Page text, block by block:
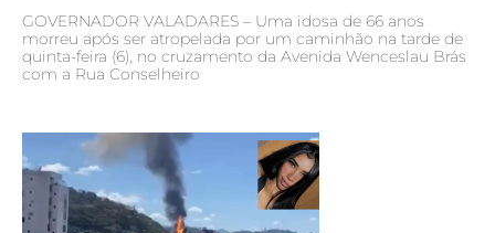
GOVERNADOR VALADARES – Uma idosa de 66 anos
morreu após ser atropelada por um caminhão na tarde de
quinta-feira (6), no cruzamento da Avenida Wenceslau Brás
com a Rua Conselheiro